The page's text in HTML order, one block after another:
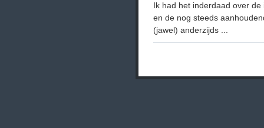
Ik had het inderdaad over
en de nog steeds
(jawel) anderzijds ...